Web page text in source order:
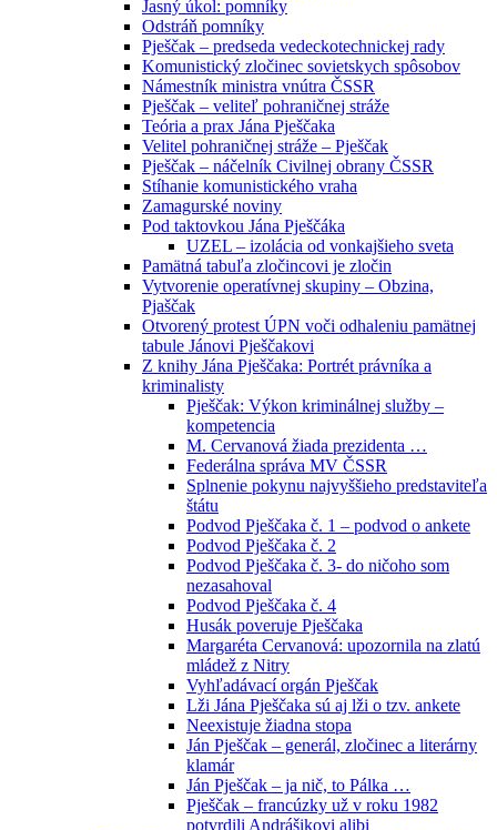
Jasný úkol: pomníky
Odstráň pomníky
Pješčak – predseda vedeckotechnickej rady
Komunistický zločinec sovietskych spôsobov
Námestník ministra vnútra ČSSR
Pješčak – veliteľ pohraničnej stráže
Teória a prax Jána Pješčaka
Velitel pohraničnej stráže – Pješčak
Pješčak – náčelník Civilnej obrany ČSSR
Stíhanie komunistického vraha
Zamagurské noviny
Pod taktovkou Jána Pješčáka
UZEL – izolácia od vonkajšieho sveta
Pamätná tabuľa zločincovi je zločin
Vytvorenie operatívnej skupiny – Obzina,
Pjaščak
Otvorený protest ÚPN voči odhaleniu pamätnej
tabule Jánovi Pješčakovi
Z knihy Jána Pješčaka: Portrét právníka a
kriminalisty
Pješčak: Výkon kriminálnej služby –
kompetencia
M. Cervanová žiada prezidenta …
Federálna správa MV ČSSR
Splnenie pokynu najvyššieho predstaviteľa
štátu
Podvod Pješčaka č. 1 – podvod o ankete
Podvod Pješčaka č. 2
Podvod Pješčaka č. 3- do ničoho som
nezasahoval
Podvod Pješčaka č. 4
Husák poveruje Pješčaka
Margaréta Cervanová: upozornila na zlatú
mládež z Nitry
Vyhľadávací orgán Pješčak
Lži Jána Pješčaka sú aj lži o tzv. ankete
Neexistuje žiadna stopa
Ján Pješčak – generál, zločinec a literárny
klamár
Ján Pješčak – ja nič, to Pálka …
Pješčak – francúzky už v roku 1982
potvrdili Andrášikovi alibi